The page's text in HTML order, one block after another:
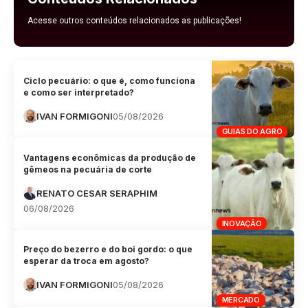
Acesse outros conteúdos relacionados as publicações!
GUIAS DO AGRO
Ciclo pecuário: o que é, como funciona
e como ser interpretado?
IVAN FORMIGONI05/08/2026
INOVAÇÃO
Vantagens econômicas da produção de
gêmeos na pecuária de corte
RENATO CESAR SERAPHIM
06/08/2026
MERCADO
Preço do bezerro e do boi gordo: o que
esperar da troca em agosto?
IVAN FORMIGONI05/08/2026